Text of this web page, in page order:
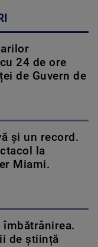
24 de ore
de Guvern de
și un record.
la
Miami.
de știință